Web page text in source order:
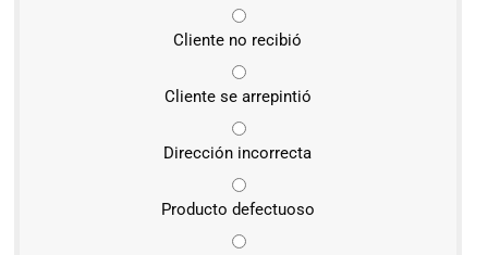
Cliente no recibió
Cliente se arrepintió
Dirección incorrecta
Producto defectuoso